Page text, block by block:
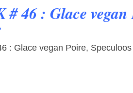
# 46 : Glace vegan